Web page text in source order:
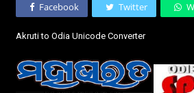
Facebook Twitter
Akruti to Odia Unicode Converter